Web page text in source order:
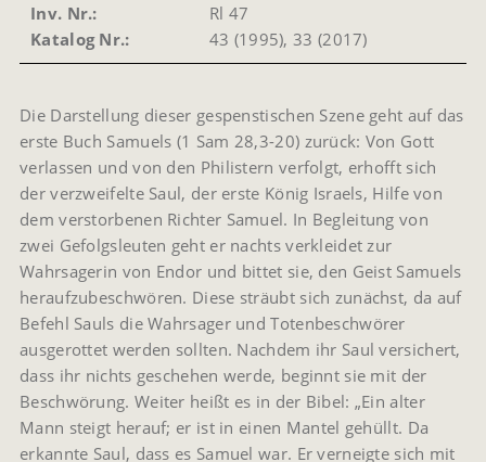
Inv. Nr.:
Katalog Nr.:
Rl 47
43 (1995), 33 (2017)
Die Darstellung dieser gespenstischen Szene geht auf das
erste Buch Samuels (1 Sam 28,3-20) zurück: Von Gott
verlassen und von den Philistern verfolgt, erhofft sich
der verzweifelte Saul, der erste König Israels, Hilfe von
dem verstorbenen Richter Samuel. In Begleitung von
zwei Gefolgsleuten geht er nachts verkleidet zur
Wahrsagerin von Endor und bittet sie, den Geist Samuels
heraufzubeschwören. Diese sträubt sich zunächst, da auf
Befehl Sauls die Wahrsager und Totenbeschwörer
ausgerottet werden sollten. Nachdem ihr Saul versichert,
dass ihr nichts geschehen werde, beginnt sie mit der
Beschwörung. Weiter heißt es in der Bibel: „Ein alter
Mann steigt herauf; er ist in einen Mantel gehüllt. Da
erkannte Saul, dass es Samuel war. Er verneigte sich mit